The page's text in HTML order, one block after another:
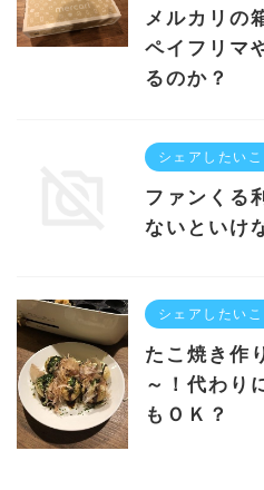
メルカリの
ペイフリマ
るのか？
シェアしたいこ
ファンくる
ないといけ
シェアしたいこ
たこ焼き作
～！代わり
もＯＫ？